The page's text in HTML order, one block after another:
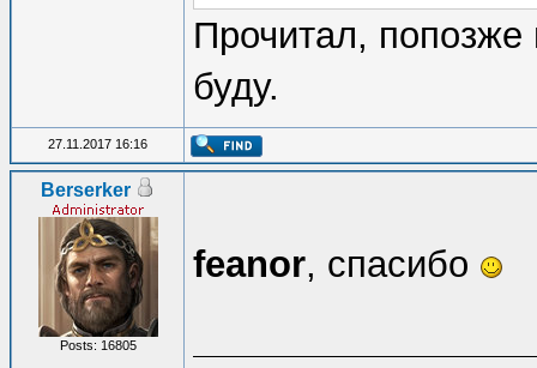
Прочитал, попозже
буду.
27.11.2017 16:16
Berserker
Posts: 16805
feanor, спасибо